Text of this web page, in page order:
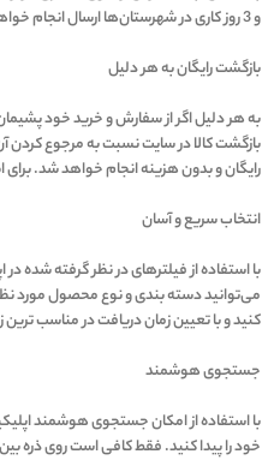
و 3 روز کاری در شهرستان‌ها ارسال انجام خواهد شد.
بازگشت رایگان به هر دلیل
به هر دلیل اگر از سفارش و خرید خود
بازگشت کالا در سایت نسبت به مرجوع کردن
رایگان و بدون هزینه انجام خواهد شد. برای
انتخاب سریع و آسان
با استفاده از فیلترهای در نظر گرفته شده
می‌توانید دسته بندی و نوع محصول مورد نظر
کنید و با تعیین زمان دریافت در مناسب
جستجوی هوشمند
با استفاده از امکان جستجوی هوشمند
خود را پیدا کنید. فقط کافی است روی ذره